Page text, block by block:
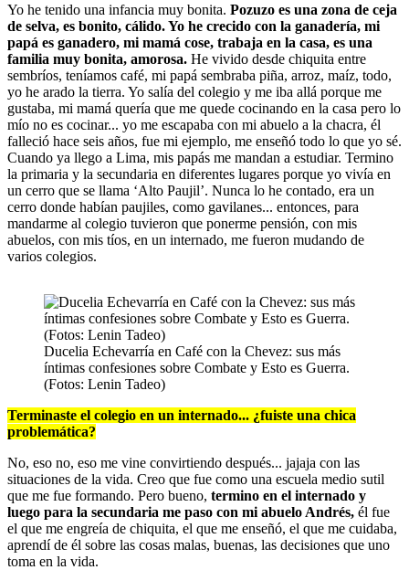
Yo he tenido una infancia muy bonita. Pozuzo es una zona de ceja
de selva, es bonito, cálido. Yo he crecido con la ganadería, mi
papá es ganadero, mi mamá cose, trabaja en la casa, es una
familia muy bonita, amorosa. He vivido desde chiquita entre
sembríos, teníamos café, mi papá sembraba piña, arroz, maíz, todo,
yo he arado la tierra. Yo salía del colegio y me iba allá porque me
gustaba, mi mamá quería que me quede cocinando en la casa pero lo
mío no es cocinar... yo me escapaba con mi abuelo a la chacra, él
falleció hace seis años, fue mi ejemplo, me enseñó todo lo que yo sé.
Cuando ya llego a Lima, mis papás me mandan a estudiar. Termino
la primaria y la secundaria en diferentes lugares porque yo vivía en
un cerro que se llama ‘Alto Paujil’. Nunca lo he contado, era un
cerro donde habían paujiles, como gavilanes... entonces, para
mandarme al colegio tuvieron que ponerme pensión, con mis
abuelos, con mis tíos, en un internado, me fueron mudando de
varios colegios.
Ducelia Echevarría en Café con la Chevez: sus más
íntimas confesiones sobre Combate y Esto es Guerra.
(Fotos: Lenin Tadeo)
Terminaste el colegio en un internado... ¿fuiste una chica
problemática?
No, eso no, eso me vine convirtiendo después... jajaja con las
situaciones de la vida. Creo que fue como una escuela medio sutil
que me fue formando. Pero bueno, termino en el internado y
luego para la secundaria me paso con mi abuelo Andrés, él fue
el que me engreía de chiquita, el que me enseñó, el que me cuidaba,
aprendí de él sobre las cosas malas, buenas, las decisiones que uno
toma en la vida.